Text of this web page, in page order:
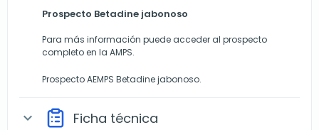
Prospecto Betadine jabonoso
Para más información puede acceder al prospecto
completo en la AMPS.
Prospecto AEMPS Betadine jabonoso.
expand_more Ficha técnica